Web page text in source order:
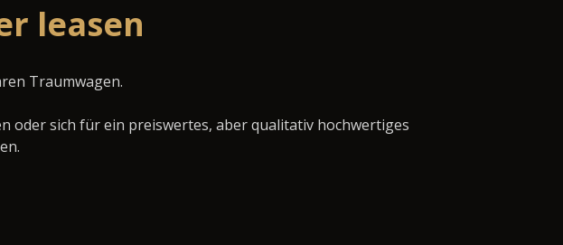
leasen
Traumwagen.
oder sich für ein preiswertes, aber qualitativ hochwertiges